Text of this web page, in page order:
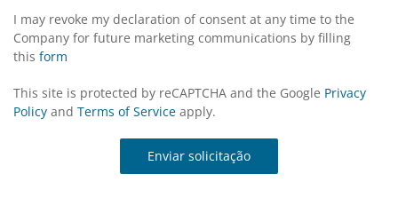
I may revoke my declaration of consent at any time to the
Company for future marketing communications by filling
this form
This site is protected by reCAPTCHA and the Google Privacy
Policy and Terms of Service apply.
Enviar solicitação